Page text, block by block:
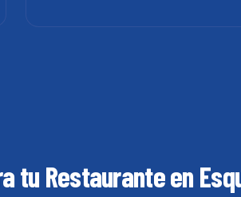
tu Restauranteen